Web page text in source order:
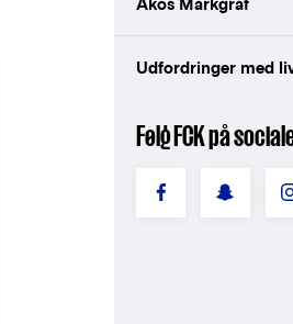
Udfordringer med
Følg FCK på